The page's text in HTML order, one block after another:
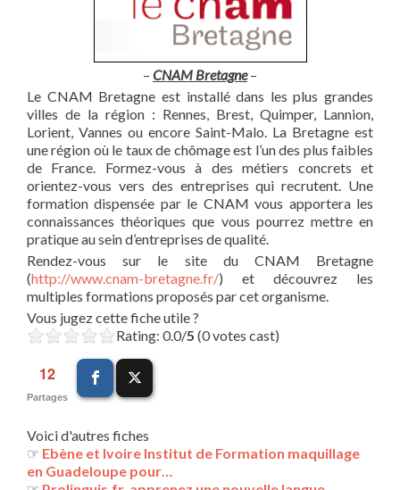
– CNAM Bretagne–
Le CNAM Bretagne est installé dans les plus grandes
villes de la région : Rennes, Brest, Quimper, Lannion,
Lorient, Vannes ou encore Saint-Malo. La Bretagne est
une région où le taux de chômage est l’un des plus faibles
de France. Formez-vous à des métiers concrets et
orientez-vous vers des entreprises qui recrutent. Une
formation dispensée par le CNAM vous apportera les
connaissances théoriques que vous pourrez mettre en
pratique au sein d’entreprises de qualité.
Rendez-vous sur le site du CNAM Bretagne
(http://www.cnam-bretagne.fr/) et découvrez les
multiples formations proposés par cet organisme.
Vous jugez cette fiche utile ?
Rating: 0.0/5 (0 votes cast)
12
Partages
Voici d'autres fiches
☞ Ebène et Ivoire Institut de Formation maquillage
en Guadeloupe pour…